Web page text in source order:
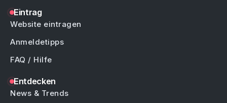
Eintrag
Website eintragen
Anmeldetipps
FAQ / Hilfe
Entdecken
News & Trends